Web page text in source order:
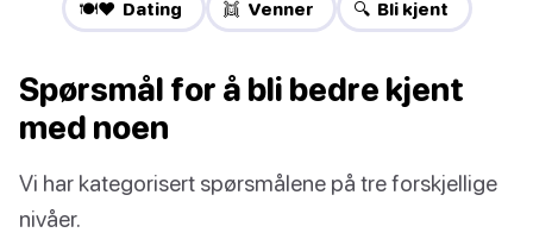
🍽️❤️ Dating 👯 Venner 🔍 Bli kjent
Spørsmål for å bli bedre kjent
med noen
Vi har kategorisert spørsmålene på tre forskjellige
nivåer.